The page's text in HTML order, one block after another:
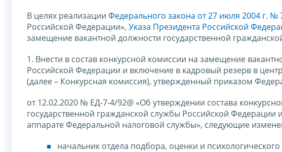
В целях реализации Федерального закона от 27 июля 2004 г. №
Российской Федерации», Указа Президента Российской
замещение вакантной должности государственной
1. Внести в состав конкурсной комиссии на замещение
Российской Федерации и включение в кадровый резерв в
(далее – Конкурсная комиссия), утвержденный приказом
от 12.02.2020 № ЕД-7-4/92@ «Об утверждении состава
государственной гражданской службы Российской
аппарате Федеральной налоговой службы», следующие
начальник отдела подбора, оценки и